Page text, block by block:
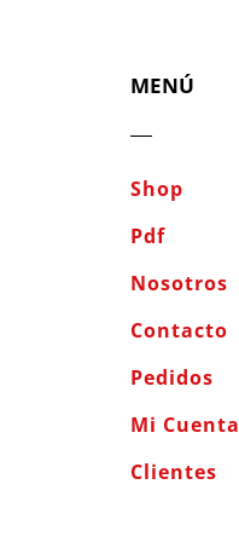
MENÚ
Shop
Pdf
Nosotros
Contacto
Pedidos
Mi Cuenta
Clientes